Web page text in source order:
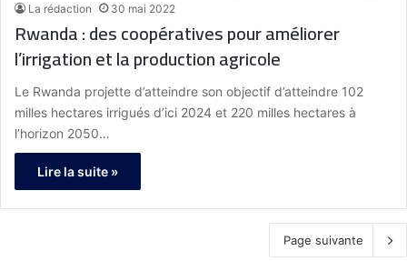
La rédaction 30 mai 2022
Rwanda : des coopératives pour améliorer
l’irrigation et la production agricole
Le Rwanda projette d’atteindre son objectif d’atteindre 102
milles hectares irrigués d’ici 2024 et 220 milles hectares à
l’horizon 2050…
Lire la suite »
Page suivante